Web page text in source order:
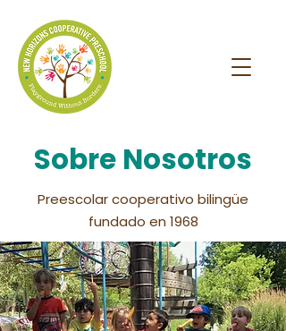
Sobre Nosotros
Preescolar cooperativo bilingüe
fundado en 1968